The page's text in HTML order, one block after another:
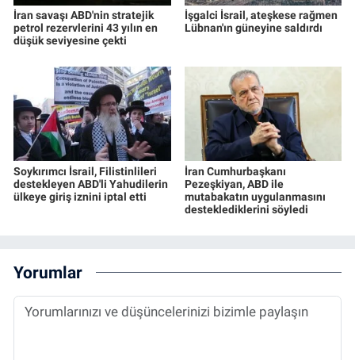
İran savaşı ABD'nin stratejik
petrol rezervlerini 43 yılın en
düşük seviyesine çekti
İşgalci İsrail, ateşkese rağmen
Lübnan'ın güneyine saldırdı
Soykırımcı İsrail, Filistinlileri
destekleyen ABD'li Yahudilerin
ülkeye giriş iznini iptal etti
İran Cumhurbaşkanı
Pezeşkiyan, ABD ile
mutabakatın uygulanmasını
desteklediklerini söyledi
Yorumlar